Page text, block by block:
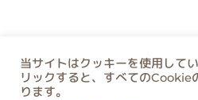
当サイトはクッキーを使用して
リックすると、すべてのCookie
ります。